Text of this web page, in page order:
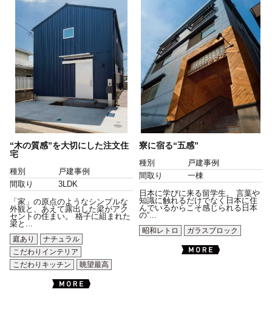
“木の質感”を大切にした注文住
宅
種別
戸建事例
間取り
3LDK
「家」の原点のようなシンプルな
外観と、あえて露出した梁がアク
セントの住まい。 格子に組まれた
梁と...
庭あり
ナチュラル
こだわりインテリア
こだわりキッチン
眺望最高
寮に宿る“五感”
種別
戸建事例
間取り
一棟
日本に学びに来る留学生。 言葉や
知識に触れるだけでなく日本に住
んでいるからこそ感じられる日本
の“...
昭和レトロ
ガラスブロック